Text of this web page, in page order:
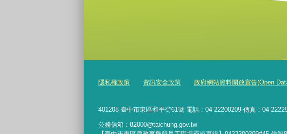
隱私權政策 資訊安全政策 政府網站資料開放宣告(Open
401208 臺中市東區和平街61號 電話：04-22200209 傳真：04-
公務信箱：82000@taichung.gov.tw